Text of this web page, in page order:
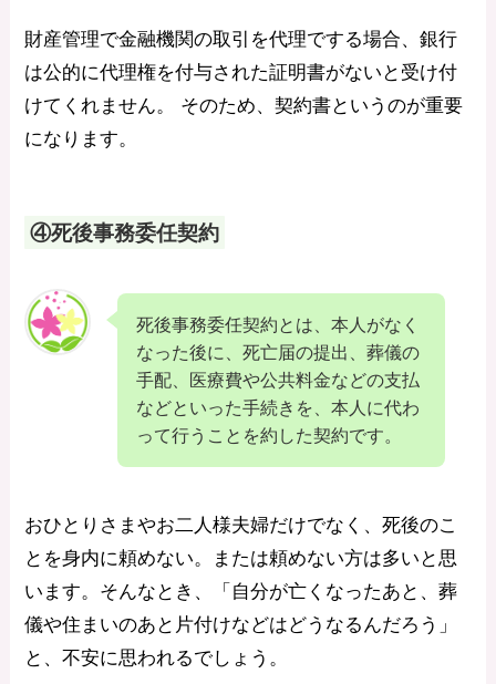
財産管理で金融機関の取引を代理でする場合、銀行
は公的に代理権を付与された証明書がないと受け付
けてくれません。 そのため、契約書というのが重要
になります。
④死後事務委任契約
死後事務委任契約とは、本人がなく
なった後に、死亡届の提出、葬儀の
手配、医療費や公共料金などの支払
などといった手続きを、本人に代わ
って行うことを約した契約です。
おひとりさまやお二人様夫婦だけでなく、死後のこ
とを身内に頼めない。または頼めない方は多いと思
います。そんなとき、「自分が亡くなったあと、葬
儀や住まいのあと片付けなどはどうなるんだろう」
と、不安に思われるでしょう。